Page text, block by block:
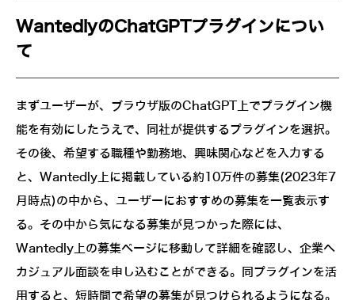
WantedlyのChatGPTプラグインについ
て
まずユーザーが、ブラウザ版のChatGPT上でプラグイン機
能を有効にしたうえで、同社が提供するプラグインを選択。
その後、希望する職種や勤務地、興味関心などを入力する
と、Wantedly上に掲載している約10万件の募集(2023年7
月時点)の中から、ユーザーにおすすめの募集を一覧表示す
る。その中から気になる募集が見つかった際には、
Wantedly上の募集ページに移動して詳細を確認し、企業へ
カジュアル面談を申し込むことができる。同プラグインを活
用すると、短時間で希望の募集が見つけられるようになる。